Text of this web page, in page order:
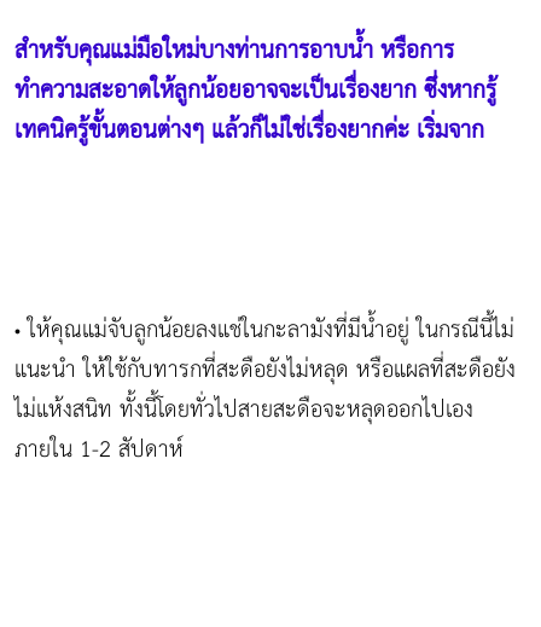
สำหรับคุณแม่มือใหม่บางท่านการอาบน้ำ หรือการ
ทำความสะอาดให้ลูกน้อยอาจจะเป็นเรื่องยาก ซึ่งหากรู้
เทคนิครู้ขั้นตอนต่างๆ แล้วก็ไม่ใช่เรื่องยากค่ะ เริ่มจาก
•ให้คุณแม่จับลูกน้อยลงแช่ในกะลามังที่มีน้ำอยู่ ในกรณีนี้ไม่
แนะนำ ให้ใช้กับทารกที่สะดือยังไม่หลุด หรือแผลที่สะดือยัง
ไม่แห้งสนิท ทั้งนี้โดยทั่วไปสายสะดือจะหลุดออกไปเอง
ภายใน 1-2 สัปดาห์